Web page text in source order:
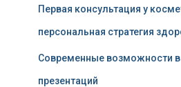
Первая консультация у
персональная стратегия
Современные возможности в
презентаций